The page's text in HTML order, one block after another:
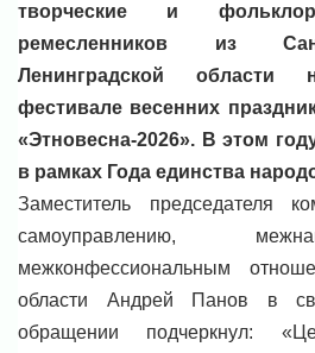
творческие и
ремесленников из
Ленинградской
фестивале весенних
«Этновесна-2026». В этом
в рамках Года единства
Заместитель председателя
самоуправлению,
межконфессиональным
области Андрей Панов в
обращении подчеркнул: